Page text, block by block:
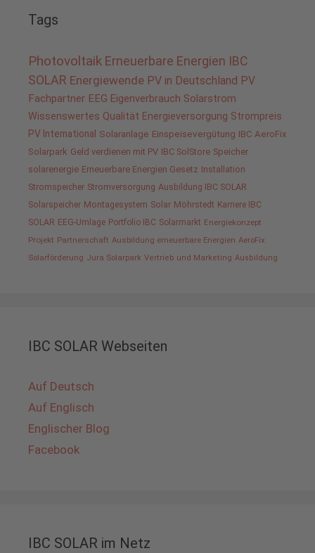
Tags
Photovoltaik Erneuerbare Energien IBC
SOLAR Energiewende PV in Deutschland PV
Fachpartner EEG Eigenverbrauch Solarstrom
Wissenswertes Qualität Energieversorgung Strompreis
PV International Solaranlage Einspeisevergütung IBC AeroFix
Solarpark Geld verdienen mit PV IBC SolStore Speicher
solarenergie Erneuerbare Energien Gesetz Installation
Stromspeicher Stromversorgung Ausbildung IBC SOLAR
Solarspeicher Montagesystem Solar Möhrstedt Karriere IBC
SOLAR EEG-Umlage Portfolio IBC Solarmarkt Energiekonzept
Projekt Partnerschaft Ausbildung erneuerbare Energien AeroFix
Solarförderung Jura Solarpark Vertrieb und Marketing Ausbildung
IBC SOLAR Webseiten
Auf Deutsch
Auf Englisch
Englischer Blog
Facebook
IBC SOLAR im Netz